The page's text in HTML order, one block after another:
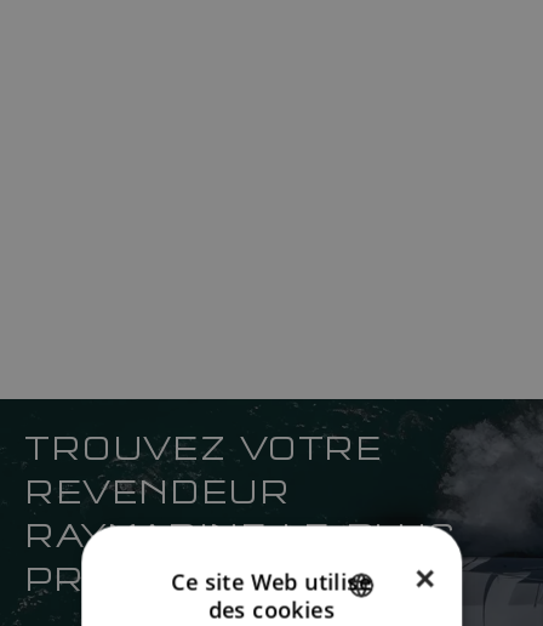
TROUVEZ VOTRE
REVENDEUR
RAYMARINE LE PLUS
PROCHE
×
Ce site Web utilise
des cookies